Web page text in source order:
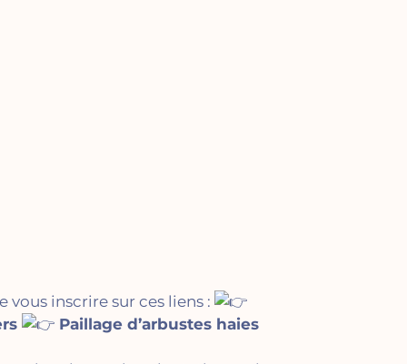
inscrire sur ces liens :
Paillage d’arbustes haies